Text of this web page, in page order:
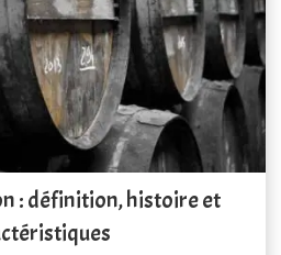
: définition, histoire et